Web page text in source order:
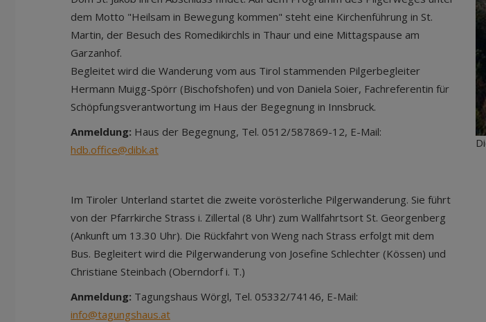
dem Motto "Heilsam in Bewegung kommen" steht eine Kirchenführung in St.
Martin, der Besuch des Romedikirchls in Thaur und eine Mittagspause am
Garzanhof.
Begleitet wird die Wanderung vom aus Tirol stammenden Pilgerbegleiter
Hermann Muigg-Spörr (Bischofshofen) und von Daniela Soier, Fachreferentin für
Schöpfungsverantwortung im Haus der Begegnung in Innsbruck.
Anmeldung: Haus der Begegnung, Tel. 0512/587869-12, E-Mail:
hdb.office@dibk.at
Im Tiroler Unterland startet die zweite vorösterliche Pilgerwanderung. Sie führt
von der Pfarrkirche Strass i. Zillertal (8 Uhr) zum Wallfahrtsort St. Georgenberg
(Ankunft um 13.30 Uhr). Die Rückfahrt von Weng nach Strass erfolgt mit dem
Bus. Begleitert wird die Pilgerwanderung von Josefine Schlechter (Kössen) und
Christiane Steinbach (Oberndorf i. T.)
Anmeldung: Tagungshaus Wörgl, Tel. 05332/74146, E-Mail:
info@tagungshaus.at